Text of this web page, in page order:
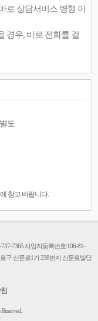
로 상담서비스 병행 이
경우, 바로 전화를 걸
도
참고 바랍니다.
7365 사업자등록번호:106-81-
구 신문로1가 238번지 신문로빌딩